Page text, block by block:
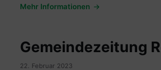
Mehr Informationen
Gemeindezeitung
22. Februar 2023